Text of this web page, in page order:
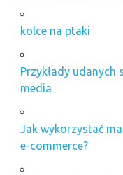
kolce na ptaki
Przykłady
media
Jak wykorzystać
e-commerce?